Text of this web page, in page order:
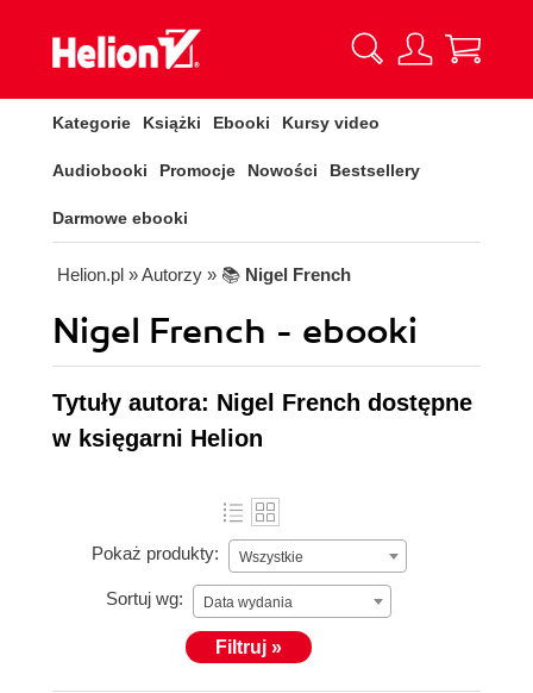
Kategorie Książki Ebooki Kursy video
Audiobooki Promocje Nowości Bestsellery
Darmowe ebooki
Helion.pl » Autorzy » 📚 Nigel French
Nigel French - ebooki
Tytuły autora: Nigel French dostępne
w księgarni Helion
Pokaż produkty: Wszystkie
Sortuj wg: Data wydania
Filtruj »